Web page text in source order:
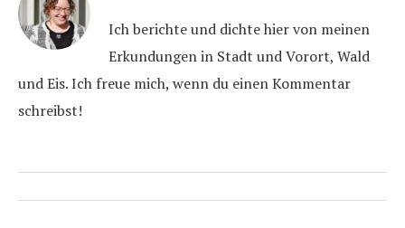
Ich berichte und dichte hier von meinen
Erkundungen in Stadt und Vorort, Wald
und Eis. Ich freue mich, wenn du einen Kommentar
schreibst!